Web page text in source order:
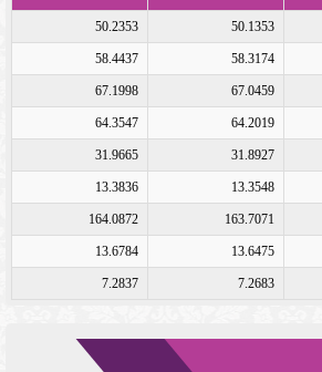
50.1353
50.2353
58.3174
58.4437
67.0459
67.1998
64.2019
64.3547
31.8927
31.9665
13.3548
13.3836
163.7071
164.0872
13.6475
13.6784
7.2683
7.2837